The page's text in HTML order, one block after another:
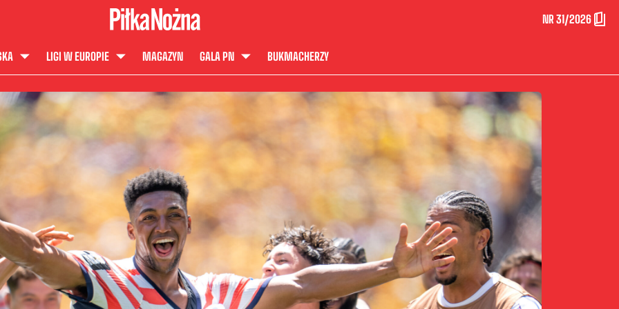
NR 31/2026
LIGI W EUROPIE MAGAZYN GALA PN BUKMACHERZY